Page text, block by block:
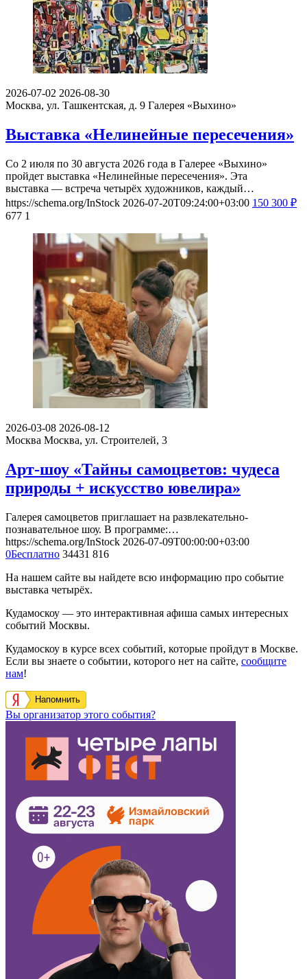
2026-07-02 2026-08-30
Москва, ул. Ташкентская, д. 9 Галерея «Выхино»
Выставка «Нелинейные пересечения»
Со 2 июля по 30 августа 2026 года в Галерее «Выхино»
пройдет выставка «Нелинейные пересечения». Эта
выставка — встреча четырёх художников, каждый…
https://schema.org/InStock 2026-07-20T09:24:00+03:00 150 300 ₽
677 1
2026-03-08 2026-08-12
Москва Москва, ул. Строителей, 3
Арт-шоу «Тайны самоцветов: чудеса
природы + искусство ювелира»
Галерея самоцветов приглашает на развлекательно-
познавательное шоу. В программе:…
https://schema.org/InStock 2026-07-09T00:00:00+03:00
0Бесплатно 34431 816
На нашем сайте вы найдете всю информацию про событие
выставка четырёх.
Кудамоскоу — это интерактивная афиша самых интересных
событий Москвы.
Кудамоскоу в курсе всех событий, которые пройдут в Москве.
Если вы знаете о событии, которого нет на сайте, сообщите
нам!
Напомнить
Вы организатор этого события?